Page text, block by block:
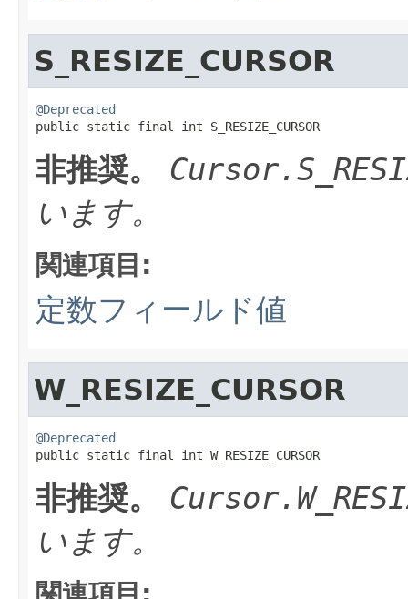
S_RESIZE_CURSOR
@Deprecated
public static final int S_RESIZE_CURSOR
非推奨。
います。
関連項目:
定数フィールド値
W_RESIZE_CURSOR
@Deprecated
public static final int W_RESIZE_CURSOR
非推奨。
います。